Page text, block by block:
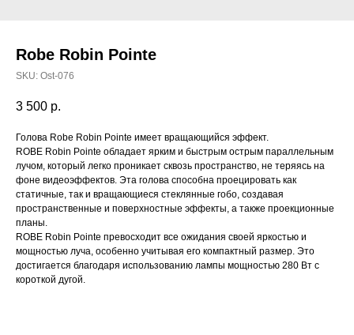
Robe Robin Pointe
SKU: Ost-076
3 500 р.
Голова Robe Robin Pointe имеет вращающийся эффект.
ROBE Robin Pointe обладает ярким и быстрым острым параллельным
лучом, который легко проникает сквозь пространство, не теряясь на
фоне видеоэффектов. Эта голова способна проецировать как
статичные, так и вращающиеся стеклянные гобо, создавая
пространственные и поверхностные эффекты, а также проекционные
планы.
ROBE Robin Pointe превосходит все ожидания своей яркостью и
мощностью луча, особенно учитывая его компактный размер. Это
достигается благодаря использованию лампы мощностью 280 Вт с
короткой дугой.